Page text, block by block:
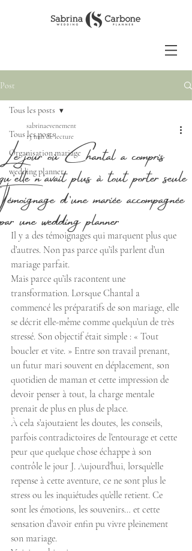
Post
Tous les posts
Organisation mariage
wedding planner
Tous les posts
Le jour où Chantal a compris
qu’elle n’avait plus à tout porter seule
|Témoignage d’une mariée accompagnée
par une wedding planner
sabrinaevenement
13 min de lecture
Il y a des témoignages qui marquent plus que
d’autres. Non pas parce qu’ils parlent d’un
mariage parfait.
Mais parce qu’ils racontent une
transformation. Lorsque Chantal a
commencé les préparatifs de son mariage, elle
se décrit elle-même comme quelqu’un de très
stressé. Son objectif était simple : « Tout
boucler et vite. » Entre son travail prenant,
un futur mari souvent en déplacement, son
quotidien de maman et cette impression de
devoir penser à tout, la charge mentale
prenait de plus en plus de place.
À cela s’ajoutaient les doutes, les conseils,
parfois contradictoires de l’entourage et cette
peur que quelque chose échappe à son
contrôle le jour J. Aujourd’hui, lorsqu’elle
repense à cette aventure, ce ne sont plus le
stress ou les inquiétudes qu’elle retient. Ce
sont les émotions, les souvenirs… et cette
sensation d’avoir enfin pu vivre pleinement
son mariage.